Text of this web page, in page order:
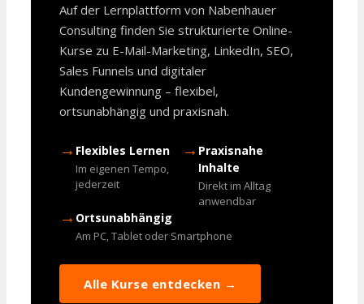
Auf der Lernplattform von Nabenhauer
Consulting finden Sie strukturierte Online-
Kurse zu E-Mail-Marketing, LinkedIn, SEO,
Sales Funnels und digitaler
Kundengewinnung – flexibel,
ortsunabhängig und praxisnah.
→ Flexibles Lernen
Im eigenen Tempo,
jederzeit
→ Praxisnahe
Inhalte
Direkt im Alltag
anwendbar
→ Ortsunabhängig
Am PC, Tablet oder Smartphone
Alle Kurse entdecken →